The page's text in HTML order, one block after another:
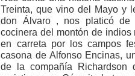
Treinta, que vino del Mayo y
don Álvaro , nos platicó de
cocinera del montón de
en carreta por los campos
casona de Alfonso Encinas,
de la compañía